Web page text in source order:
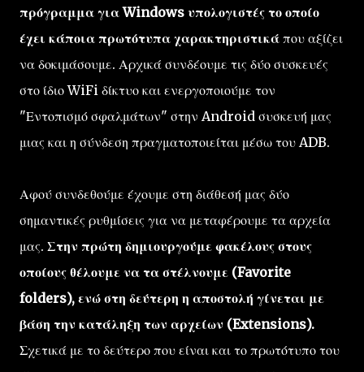
πρόγραμμα για Windows υπολογιστές το οποίο
έχει κάποια πρωτότυπα χαρακτηριστικά που αξίζει
να δοκιμάσουμε. Αρχικά συνδέουμε τις δύο συσκευές
στο ίδιο WiFi δίκτυο και ενεργοποιούμε τον
"Εντοπισμό σφαλμάτων" στην Android συσκευή μας
μιας και η σύνδεση πραγματοποιείται μέσω του ADB.
Αφού συνδεθούμε έχουμε στη διάθεσή μας δύο
σημαντικές ρυθμίσεις για να μεταφέρουμε τα αρχεία
μας. Στην πρώτη δημιουργούμε φακέλους στους
οποίους θέλουμε να τα στέλνουμε (Favorite
folders), ενώ στη δεύτερη η αποστολή γίνεται με
βάση την κατάληξη των αρχείων (Extensions).
Σχετικά με το δεύτερο που είναι και το πρωτότυπο του